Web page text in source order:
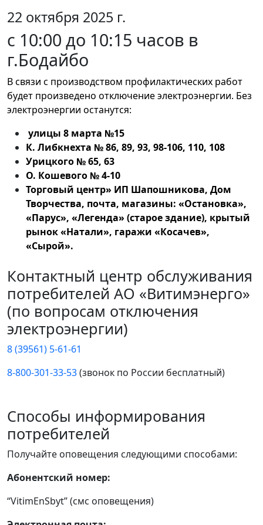
22 октября 2025 г.
с 10:00 до 10:15 часов в
г.Бодайбо
В связи с производством профилактических работ
будет произведено отключение электроэнергии. Без
электроэнергии останутся:
улицы 8 марта №15
К. Либкнехта № 86, 89, 93, 98-106, 110, 108
Урицкого № 65, 63
О. Кошевого № 4-10
Торговый центр» ИП Шапошникова, Дом
Творчества, почта, магазины: «Остановка»,
«Парус», «Легенда» (старое здание), крытый
рынок «Натали», гаражи «Косачев»,
«Сырой».
Контактный центр обслуживания
потребителей АО «Витимэнерго»
(по вопросам отключения
электроэнергии)
8 (39561) 5-61-61
8-800-301-33-53(звонок по России бесплатный)
Способы информирования
потребителей
Получайте оповещения следующими способами:
Абонентский номер:
“VitimEnSbyt” (смс оповещения)